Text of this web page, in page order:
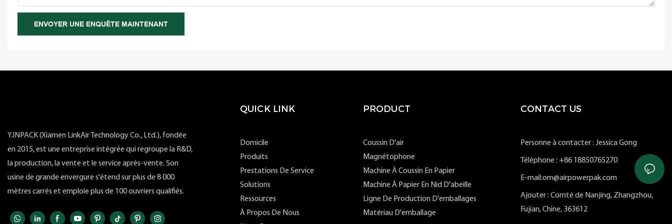
ENVOYER UNE ENQUÊTE MAINTENANT
YJNPACK (Xiamen LinkAir Technology Co., Ltd.), fondée
en 2015, est une entreprise intégrée qui regroupe la R&D,
la production, la vente et le service après-vente. Son
usine de grande envergure s'étend sur plus de 8 000
mètres carrés et emploie plus de 100 ouvriers qualifiés.
QUICK LINK
Domicile
Produits
Prestations De Service
Solutions
Ressources
À Propos De Nous
PRODUCT
Coussin D'air
Magnétophone
Machine À Coussin En Papier
Machine À Papier En Nid D'abeille
Ligne De Production D'emballages
Matériau D'emballage
CONTACT US
Personne à contacter : Jessica Gong
Téléphone : +86 18850765270
E-mail:om@airpowerpak.com
Ajouter : Comté de Nanjing, Zhangzhou,
Fujian, Chine, 363612